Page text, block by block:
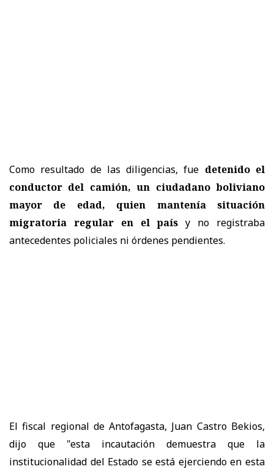
Como resultado de las diligencias, fue detenido el
conductor del camión, un ciudadano boliviano
mayor de edad, quien mantenía situación
migratoria regular en el país y no registraba
antecedentes policiales ni órdenes pendientes.
El fiscal regional de Antofagasta, Juan Castro Bekios,
dijo que "esta incautación demuestra que la
institucionalidad del Estado se está ejerciendo en esta